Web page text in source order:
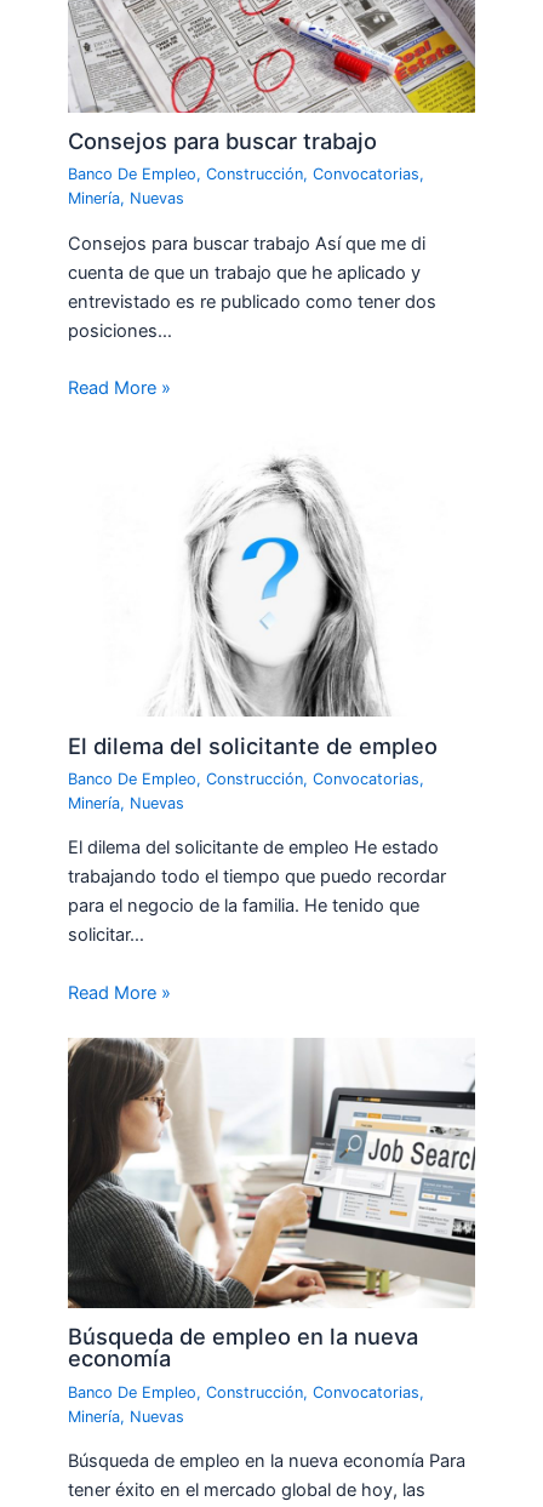
Consejos para buscar trabajo
Banco De Empleo,Construcción,Convocatorias,
Minería, Nuevas
Consejos para buscar trabajo Así que me di
cuenta de que un trabajo que he aplicado y
entrevistado es re publicado como tener dos
posiciones…
Read More »
El dilema del solicitante de empleo
Banco De Empleo,Construcción,Convocatorias,
Minería, Nuevas
El dilema del solicitante de empleo He estado
trabajando todo el tiempo que puedo recordar
para el negocio de la familia. He tenido que
solicitar…
Read More »
Búsqueda de empleo en la nueva
economía
Banco De Empleo,Construcción,Convocatorias,
Minería, Nuevas
Búsqueda de empleo en la nueva economía Para
tener éxito en el mercado global de hoy, las